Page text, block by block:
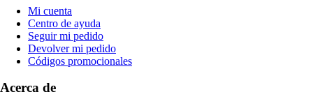
Mi cuenta
Centro de ayuda
Seguir mi pedido
Devolver mi pedido
Códigos promocionales
Acerca de